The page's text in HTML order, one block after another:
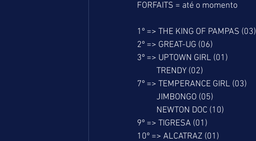
FORFAITS = até o momento
1º => THE KING OF PAMPAS (03)
2º => GREAT-UG (06)
3º => UPTOWN GIRL (01)
          TRENDY (02)
7º => TEMPERANCE GIRL (03)
JIMBONGO (05)
NEWTON DOC (10)
9º => TIGRESA (01)
10º => ALCATRAZ (01)